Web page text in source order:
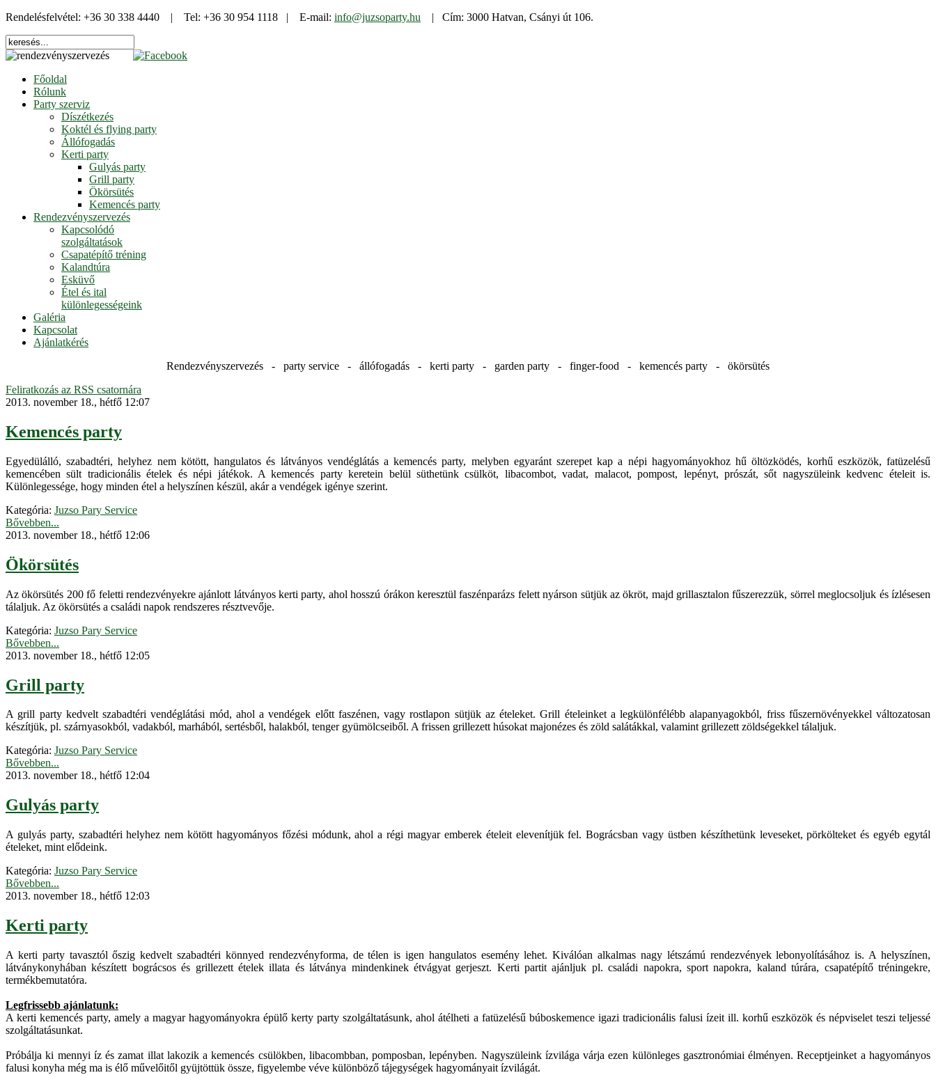
Rendelésfelvétel: +36 30 338 4440 | Tel: +36 30 954 1118 | E-mail: info@juzsoparty.hu | Cím: 3000 Hatvan, Csányi út 106.
Főoldal
Rólunk
Party szerviz
Díszétkezés
Koktél és flying party
Állófogadás
Kerti party
Gulyás party
Grill party
Ökörsütés
Kemencés party
Rendezvényszervezés
Kapcsolódó
szolgáltatások
Csapatépítő tréning
Kalandtúra
Esküvő
Étel és ital
különlegességeink
Galéria
Kapcsolat
Ajánlatkérés
Rendezvényszervezés - party service - állófogadás - kerti party - garden party - finger-food - kemencés party - ökörsütés
Feliratkozás az RSS csatornára
2013. november 18., hétfő 12:07
Kemencés party
Egyedülálló, szabadtéri, helyhez nem kötött, hangulatos és látványos vendéglátás a kemencés party, melyben egyaránt szerepet kap a népi hagyományokhoz hű öltözködés, korhű eszközök, fatüzelésű
kemencében sült tradicionális ételek és népi játékok. A kemencés party keretein belül süthetünk csülköt, libacombot, vadat, malacot, pompost, lepényt, prószát, sőt nagyszüleink kedvenc ételeit is.
Különlegessége, hogy minden étel a helyszínen készül, akár a vendégek igénye szerint.
Kategória: Juzso Pary Service
Bővebben...
2013. november 18., hétfő 12:06
Ökörsütés
Az ökörsütés 200 fő feletti rendezvényekre ajánlott látványos kerti party, ahol hosszú órákon keresztül faszénparázs felett nyárson sütjük az ökröt, majd grillasztalon fűszerezzük, sörrel meglocsoljuk és ízlésesen
tálaljuk. Az ökörsütés a családi napok rendszeres résztvevője.
Kategória: Juzso Pary Service
Bővebben...
2013. november 18., hétfő 12:05
Grill party
A grill party kedvelt szabadtéri vendéglátási mód, ahol a vendégek előtt faszénen, vagy rostlapon sütjük az ételeket. Grill ételeinket a legkülönfélébb alapanyagokból, friss fűszernövényekkel változatosan
készítjük, pl. szárnyasokból, vadakból, marhából, sertésből, halakból, tenger gyümölcseiből. A frissen grillezett húsokat majonézes és zöld salátákkal, valamint grillezett zöldségekkel tálaljuk.
Kategória: Juzso Pary Service
Bővebben...
2013. november 18., hétfő 12:04
Gulyás party
A gulyás party, szabadtéri helyhez nem kötött hagyományos főzési módunk, ahol a régi magyar emberek ételeit elevenítjük fel. Bográcsban vagy üstben készíthetünk leveseket, pörkölteket és egyéb egytál
ételeket, mint elődeink.
Kategória: Juzso Pary Service
Bővebben...
2013. november 18., hétfő 12:03
Kerti party
A kerti party tavasztól őszig kedvelt szabadtéri könnyed rendezvényforma, de télen is igen hangulatos esemény lehet. Kiválóan alkalmas nagy létszámú rendezvények lebonyolításához is. A helyszínen,
látványkonyhában készített bográcsos és grillezett ételek illata és látványa mindenkinek étvágyat gerjeszt. Kerti partit ajánljuk pl. családi napokra, sport napokra, kaland túrára, csapatépítő tréningekre,
termékbemutatóra.
Legfrissebb ajánlatunk:
A kerti kemencés party, amely a magyar hagyományokra épülő kerty party szolgáltatásunk, ahol átélheti a fatüzelésű búboskemence igazi tradicionális falusi ízeit ill. korhű eszközök és népviselet teszi teljessé
szolgáltatásunkat.
Próbálja ki mennyi íz és zamat illat lakozik a kemencés csülökben, libacombban, pomposban, lepényben. Nagyszüleink ízvilága várja ezen különleges gasztronómiai élményen. Receptjeinket a hagyományos
falusi konyha még ma is élő művelőitől gyüjtöttük össze, figyelembe véve különböző tájegységek hagyományait ízvilágát.